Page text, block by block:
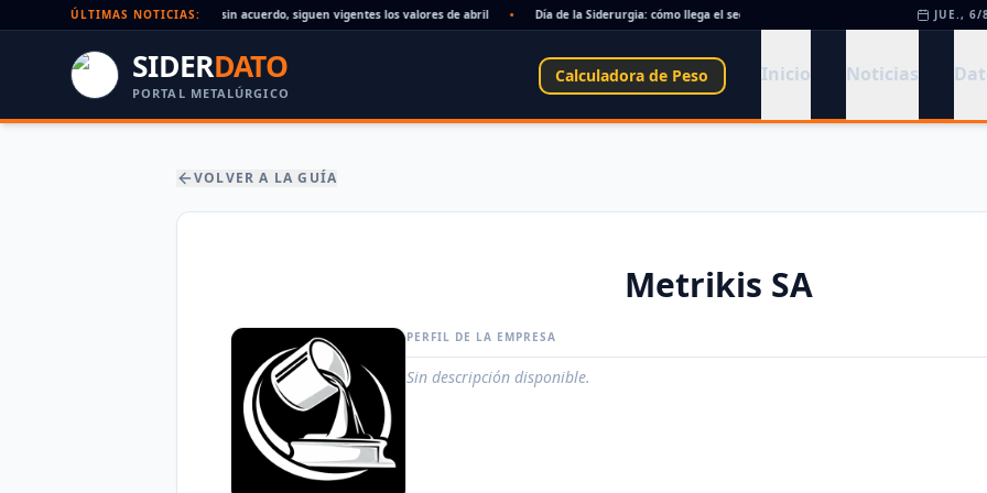
ÚLTIMAS NOTICIAS:
Paritaria UOM agosto 2026: sin acuerdo, siguen vigentes los valores de abril Día de la Siderurgia: cómo llega el sector al aniversario 78 del legado de Savio •
JUE., 6/
SIDERDATO
PORTAL METALÚRGICO
Calculadora de Peso Inicio Noticias
VOLVER A LA GUÍA
Metrikis SA
PERFIL DE LA EMPRESA
Sin descripción disponible.